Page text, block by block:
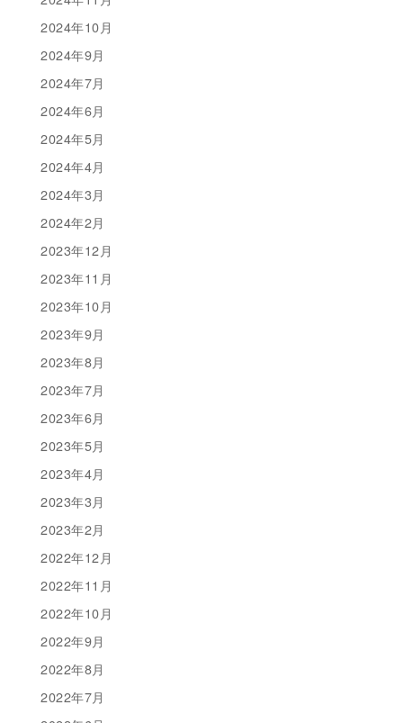
2024年10月
2024年9月
2024年7月
2024年6月
2024年5月
2024年4月
2024年3月
2024年2月
2023年12月
2023年11月
2023年10月
2023年9月
2023年8月
2023年7月
2023年6月
2023年5月
2023年4月
2023年3月
2023年2月
2022年12月
2022年11月
2022年10月
2022年9月
2022年8月
2022年7月